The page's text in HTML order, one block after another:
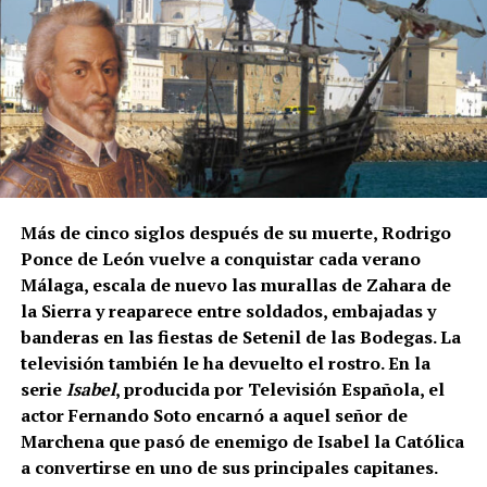
que los últimos pagos fueron entregados a José y
Juan de los Ríos, hijos y herederos del maestro. El
dorado y la policromía se ejecutaron
posteriormente, entre 1755 y 1757, por el pintor
Francisco Palomino.
Sin embargo, otro documento de 1780, estudiado por
Manuel Clavijo Andújar, aporta un matiz
fundamental. Al presentarse para realizar dos rejas
en la iglesia de San Miguel de Morón de la Frontera,
Juan de los Ríos Vallejo incluyó entre sus méritos
profesionales la reja del coro de San Juan de
Marchena, afirmando que en ella había contado con
la ayuda de su padre. También se atribuía una reja
para la capilla mayor de la misma iglesia
marchenera y otra obra destinada al sagrario de la
Casa Grande de San Francisco de Sevilla.
Más de cinco siglos después de su muerte, Rodrigo
Ponce de León vuelve a conquistar cada verano
Málaga, escala de nuevo las murallas de Zahara de
la Sierra y reaparece entre soldados, embajadas y
banderas en las fiestas de Setenil de las Bodegas. La
televisión también le ha devuelto el rostro. En la
serieIsabel, producida por Televisión Española, el
actor Fernando Soto encarnó a aquel señor de
Marchena que pasó de enemigo de Isabel la Católica
a convertirse en uno de sus principales capitanes.